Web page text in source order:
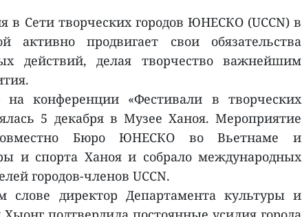
в Сети творческих городов ЮНЕСКО (UCCN) в
активно продвигает свои обязательства
действий, делая творчество важнейшим
на конференции «Фестивали в творческих
5 декабря в Музее Ханоя. Мероприятие
Бюро ЮНЕСКО во Вьетнаме и
и спорта Ханоя и собрало международных
городов-членов UCCN.
слове директор Департамента культуры и